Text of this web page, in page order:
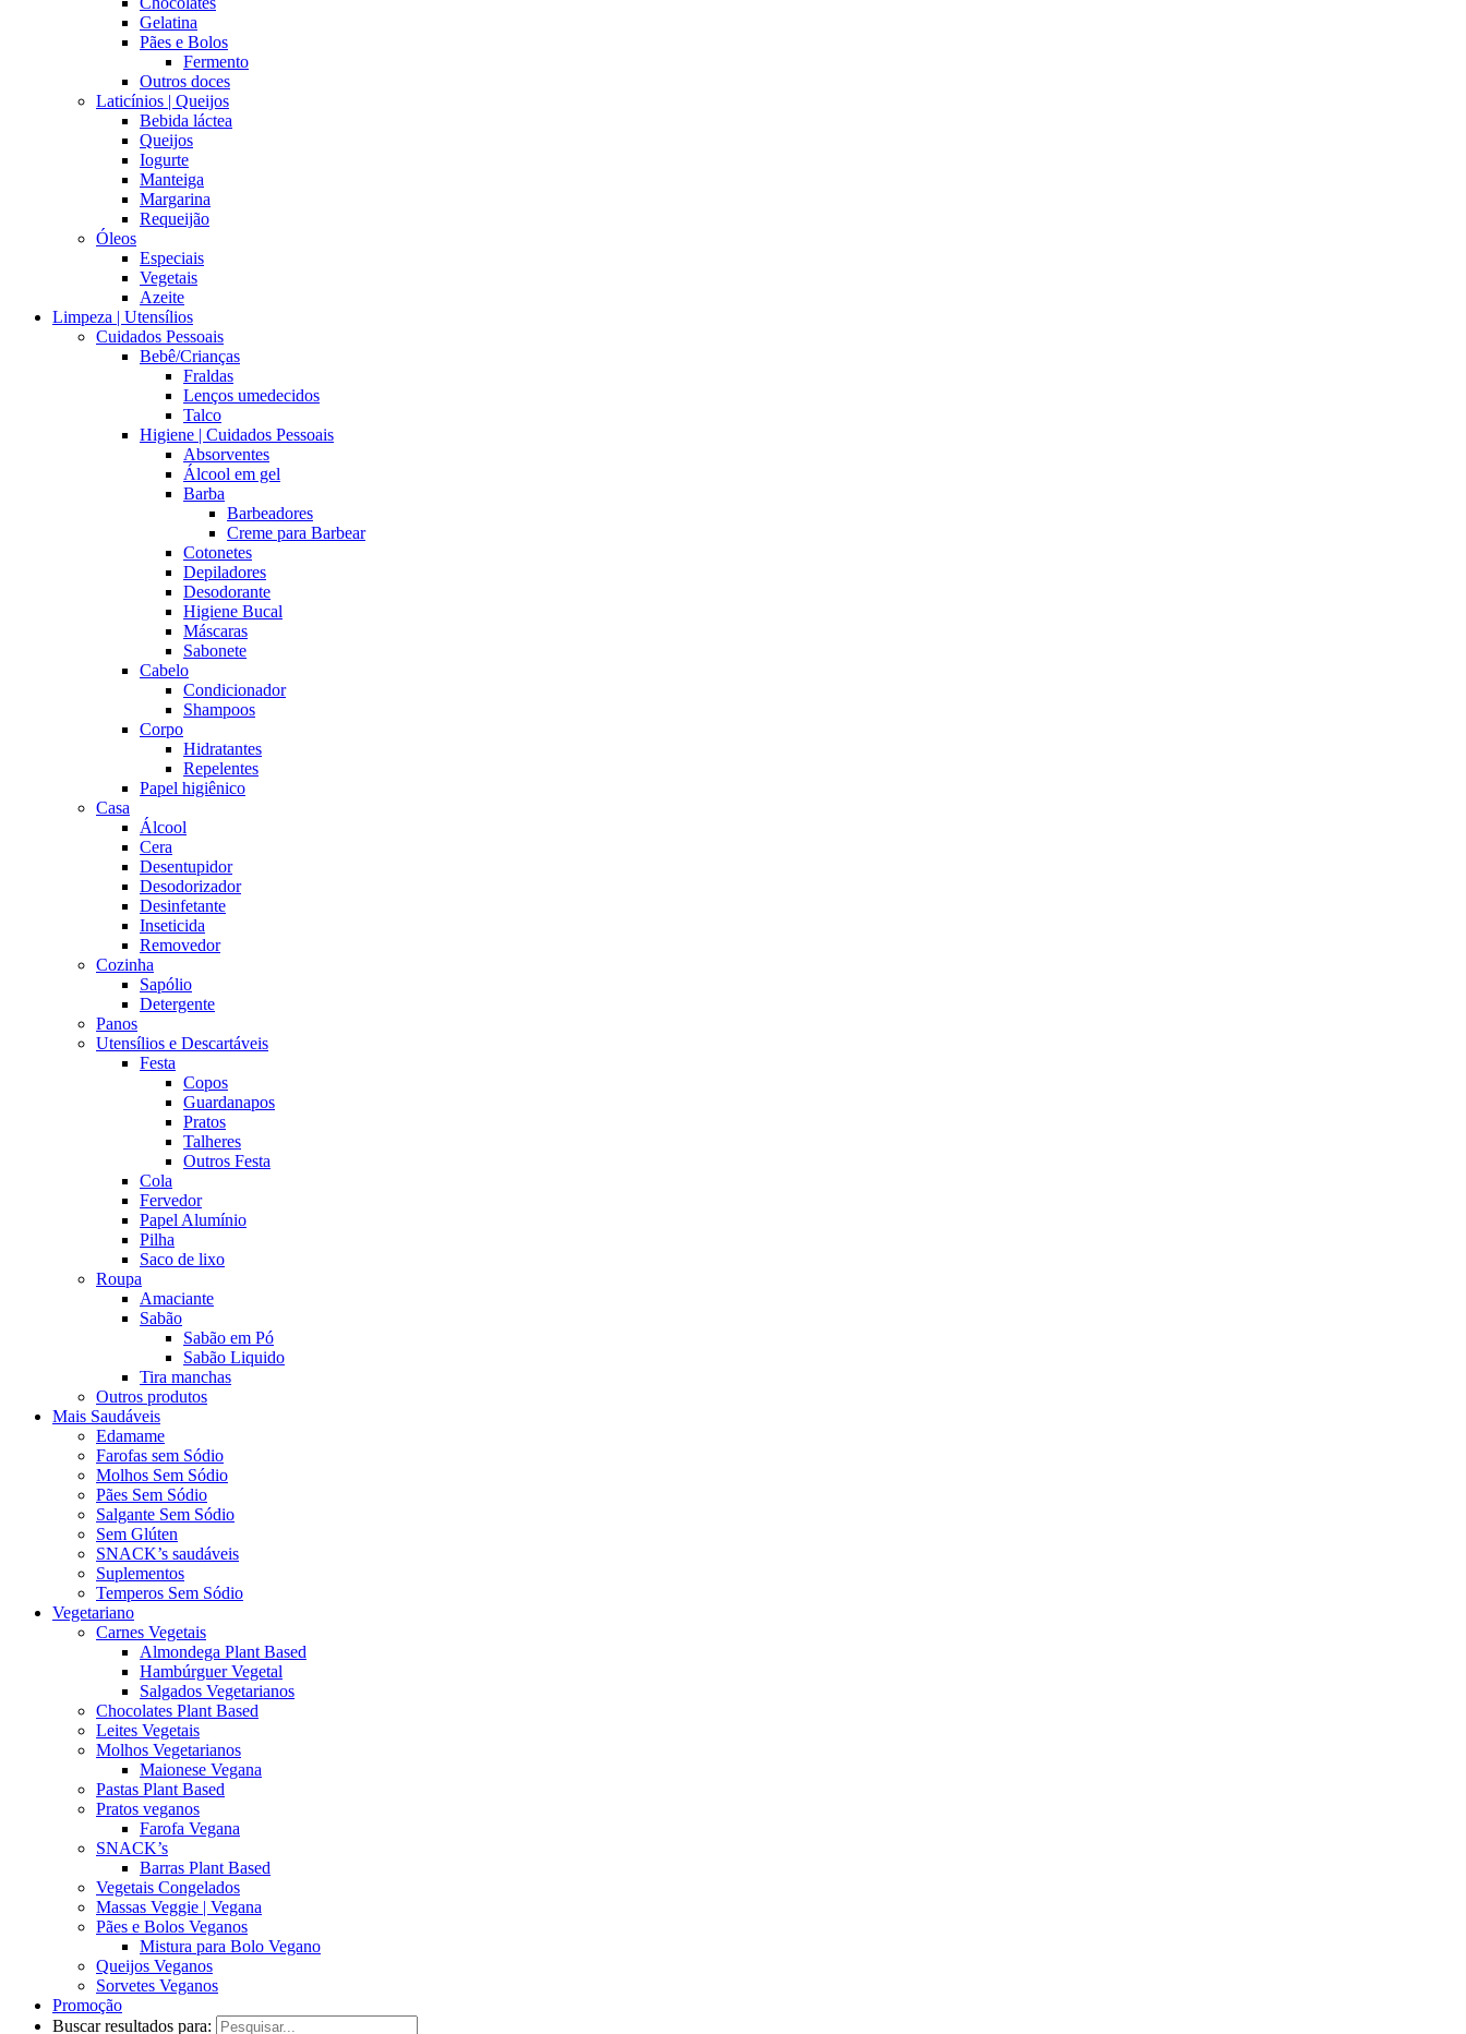
Gelatina
Pães e Bolos
Fermento
Outros doces
Laticínios | Queijos
Bebida láctea
Queijos
Iogurte
Manteiga
Margarina
Requeijão
Óleos
Especiais
Vegetais
Azeite
Limpeza | Utensílios
Cuidados Pessoais
Bebê/Crianças
Fraldas
Lenços umedecidos
Talco
Higiene | Cuidados Pessoais
Absorventes
Álcool em gel
Barba
Barbeadores
Creme para Barbear
Cotonetes
Depiladores
Desodorante
Higiene Bucal
Máscaras
Sabonete
Cabelo
Condicionador
Shampoos
Corpo
Hidratantes
Repelentes
Papel higiênico
Casa
Álcool
Cera
Desentupidor
Desodorizador
Desinfetante
Inseticida
Removedor
Cozinha
Sapólio
Detergente
Panos
Utensílios e Descartáveis
Festa
Copos
Guardanapos
Pratos
Talheres
Outros Festa
Cola
Fervedor
Papel Alumínio
Pilha
Saco de lixo
Roupa
Amaciante
Sabão
Sabão em Pó
Sabão Liquido
Tira manchas
Outros produtos
Mais Saudáveis
Edamame
Farofas sem Sódio
Molhos Sem Sódio
Pães Sem Sódio
Salgante Sem Sódio
Sem Glúten
SNACK’s saudáveis
Suplementos
Temperos Sem Sódio
Vegetariano
Carnes Vegetais
Almondega Plant Based
Hambúrguer Vegetal
Salgados Vegetarianos
Chocolates Plant Based
Leites Vegetais
Molhos Vegetarianos
Maionese Vegana
Pastas Plant Based
Pratos veganos
Farofa Vegana
SNACK’s
Barras Plant Based
Vegetais Congelados
Massas Veggie | Vegana
Pães e Bolos Veganos
Mistura para Bolo Vegano
Queijos Veganos
Sorvetes Veganos
Promoção
Buscar resultados para: